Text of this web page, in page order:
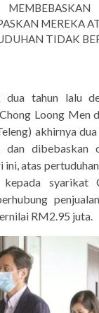
MEMBEBASKAN
MEREKA
TIDAK
dua tahun lalu
Loong Men
akhirnya
dan dibebaskan
ini, atas
kepada syarikat
RM2.95 juta.